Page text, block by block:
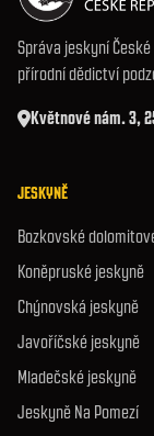
Správa jeskyní
přírodní dědictví
Květnové nám. 3,
JESKYNĚ
Bozkovské
Koněpruské jeskyně
Chýnovská jeskyně
Javoříčské jeskyně
Mladečské jeskyně
Jeskyně Na Pomezí